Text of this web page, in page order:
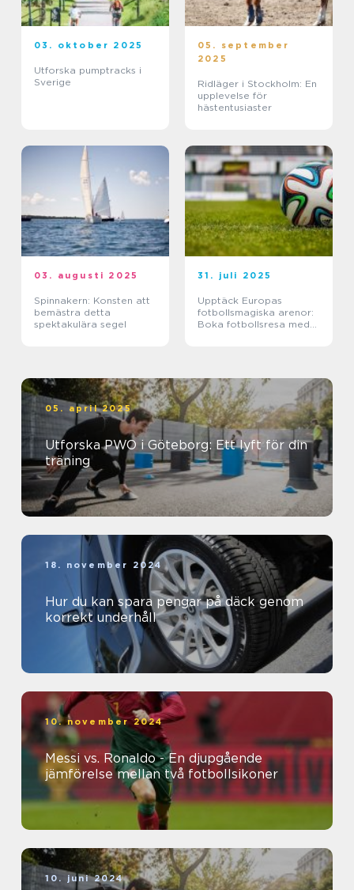
03. oktober 2025
Utforska pumptracks i
Sverige
05. september
2025
Ridläger i Stockholm: En
upplevelse för
hästentusiaster
03. augusti 2025
Spinnakern: Konsten att
bemästra detta
spektakulära segel
31. juli 2025
Upptäck Europas
fotbollsmagiska arenor:
Boka fotbollsresa med
05. april 2025
Utforska PWO i Göteborg: Ett lyft för din
träning
18. november 2024
Hur du kan spara pengar på däck genom
korrekt underhåll
10. november 2024
Messi vs. Ronaldo - En djupgående
jämförelse mellan två fotbollsikoner
10. juni 2024